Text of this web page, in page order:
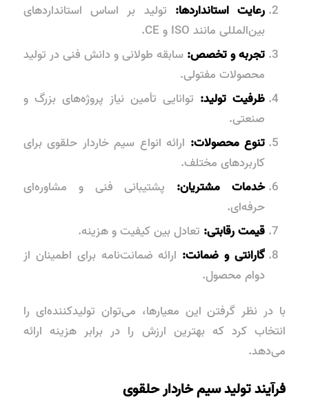
رعایت استانداردها: تولید بر اساس استانداردهای
بین‌المللی مانند ISO و CE.
تجربه و تخصص: سابقه طولانی و دانش فنی در تولید
محصولات مفتولی.
ظرفیت تولید: توانایی تأمین نیاز پروژه‌های بزرگ و
صنعتی.
تنوع محصولات: ارائه انواع سیم خاردار حلقوی برای
کاربردهای مختلف.
خدمات مشتریان: پشتیبانی فنی و مشاوره‌ای
حرفه‌ای.
قیمت رقابتی: تعادل بین کیفیت و هزینه.
گارانتی و ضمانت: ارائه ضمانت‌نامه برای اطمینان از
دوام محصول.
با در نظر گرفتن این معیارها، می‌توان تولیدکننده‌ای را
انتخاب کرد که بهترین ارزش را در برابر هزینه ارائه
می‌دهد.
فرآیند تولید سیم خاردار حلقوی